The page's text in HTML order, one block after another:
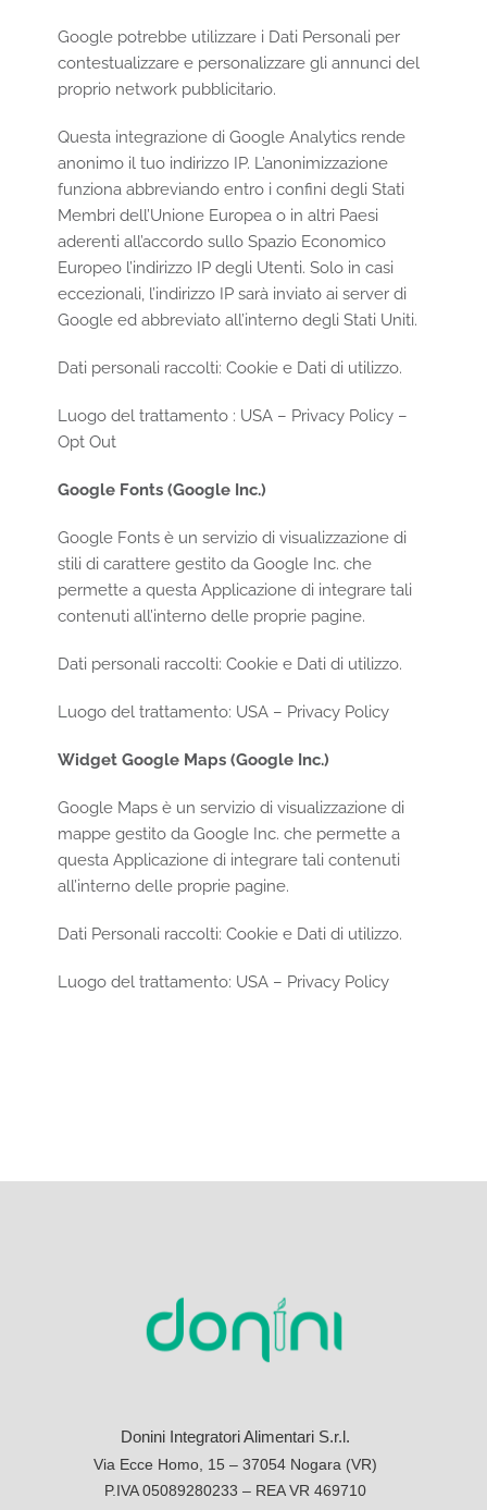
Google potrebbe utilizzare i Dati Personali per
contestualizzare e personalizzare gli annunci del
proprio network pubblicitario.
Questa integrazione di Google Analytics rende
anonimo il tuo indirizzo IP. L’anonimizzazione
funziona abbreviando entro i confini degli Stati
Membri dell’Unione Europea o in altri Paesi
aderenti all’accordo sullo Spazio Economico
Europeo l’indirizzo IP degli Utenti. Solo in casi
eccezionali, l’indirizzo IP sarà inviato ai server di
Google ed abbreviato all’interno degli Stati Uniti.
Dati personali raccolti: Cookie e Dati di utilizzo.
Luogo del trattamento : USA – Privacy Policy –
Opt Out
Google Fonts (Google Inc.)
Google Fonts è un servizio di visualizzazione di
stili di carattere gestito da Google Inc. che
permette a questa Applicazione di integrare tali
contenuti all’interno delle proprie pagine.
Dati personali raccolti: Cookie e Dati di utilizzo.
Luogo del trattamento: USA – Privacy Policy
Widget Google Maps (Google Inc.)
Google Maps è un servizio di visualizzazione di
mappe gestito da Google Inc. che permette a
questa Applicazione di integrare tali contenuti
all’interno delle proprie pagine.
Dati Personali raccolti: Cookie e Dati di utilizzo.
Luogo del trattamento: USA – Privacy Policy
Donini Integratori Alimentari S.r.l.
Via Ecce Homo, 15 – 37054 Nogara (VR)
P.IVA 05089280233 – REA VR 469710